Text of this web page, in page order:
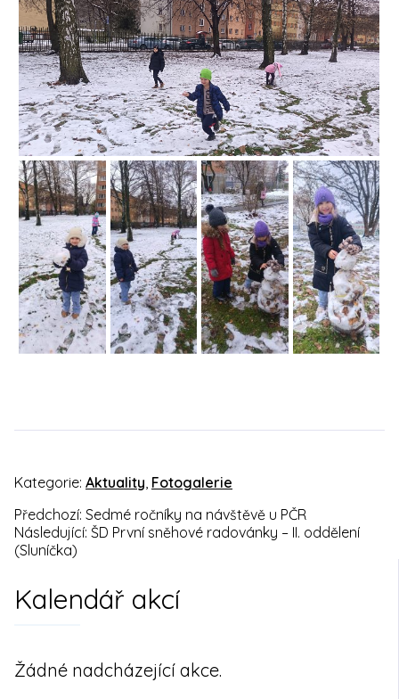
Kategorie: Aktuality Fotogalerie
Navigace
pro
příspěvek
Předchozí: Sedmé ročníky na návštěvě u PČR
Následující: ŠD První sněhové radovánky – II. oddělení
(Sluníčka)
Kalendář akcí
Žádné nadcházející akce.